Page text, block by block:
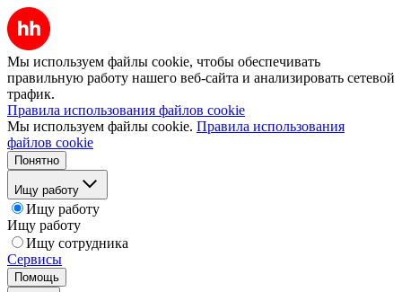
Мы используем файлы cookie, чтобы обеспечивать
правильную работу нашего веб-сайта и анализировать сетевой
трафик.
Правила использования файлов cookie
Мы используем файлы cookie. Правила использования
файлов cookie
Понятно
Ищу работу
Ищу работу
Ищу работу
Ищу сотрудника
Сервисы
Помощь